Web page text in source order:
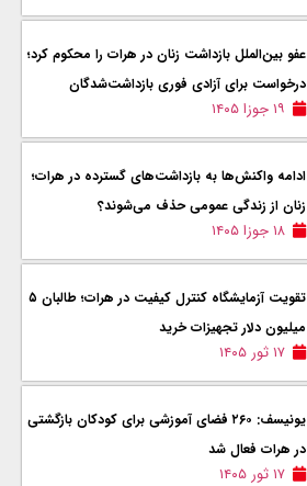
عفو بین‌الملل بازداشت زنان در هرات را محکوم کرد؛
درخواست برای آزادی فوری بازداشت‌شدگان
۱۹ جوزا ۱۴۰۵
ادامه وا‌کنش‌ها به بازداشت‌های گسترده در هرات؛
زنان از زندگی عمومی حذف می‌شوند؟
۱۸ جوزا ۱۴۰۵
تقویت آزمایشگاه کنترل کیفیت در هرات؛ طالبان ۵
میلیون دلار تجهیزات خرید
۱۷ ثور ۱۴۰۵
یونیسف: ۲۶۰ فضای آموزشی برای کودکان بازگشتی
در هرات فعال شد
۱۷ ثور ۱۴۰۵